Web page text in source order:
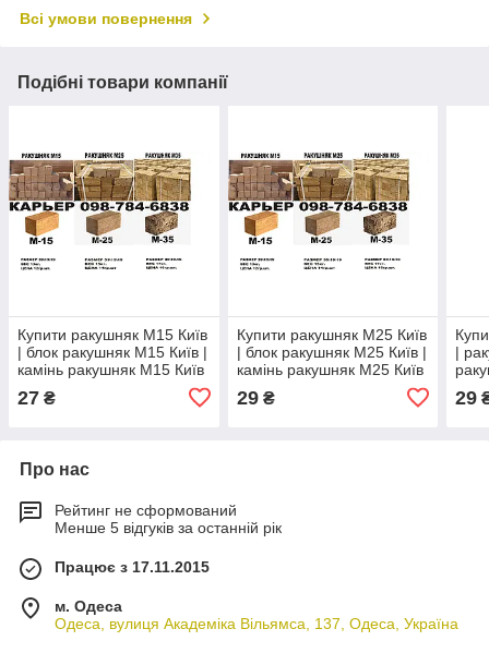
Всі умови повернення
Подібні товари компанії
Купити ракушняк М15 Київ
| блок ракушняк М15 Київ |
камінь ракушняк М15 Київ
27 ₴
Купити ракушняк М25 Київ
| блок ракушняк М25 Київ |
камінь ракушняк М25 Київ
29₴
|
29
Про нас
Рейтинг не сформований
Менше 5 відгуків за останній рік
Працює з 17.11.2015
м. Одеса
Одеса, вулиця Академіка Вільямса, 137, Одеса, Україна